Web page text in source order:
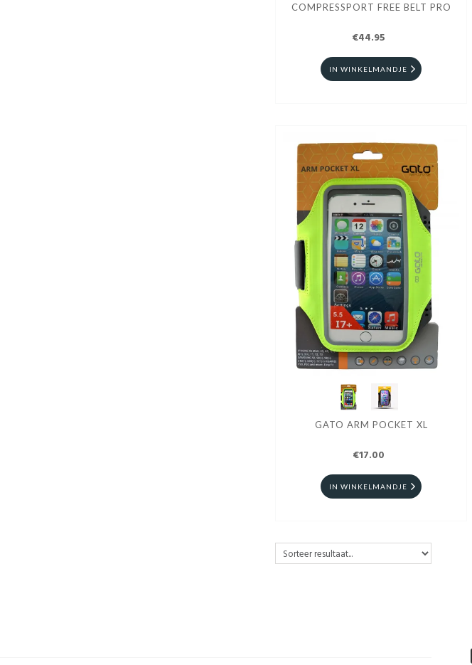
COMPRESSPORT FREE BELT PRO
€44.95
IN WINKELMANDJE
GATO ARM POCKET XL
€17.00
IN WINKELMANDJE